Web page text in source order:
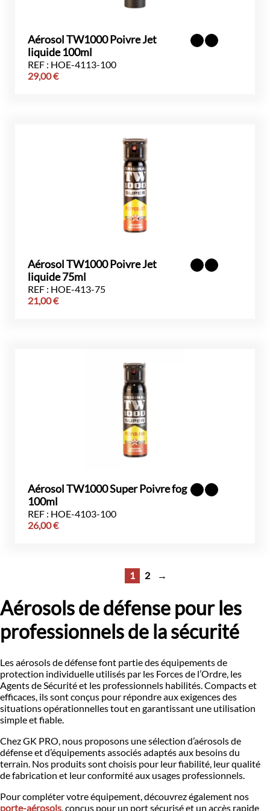
Aérosol TW1000 Poivre Jet
liquide 100ml
REF : HOE-4113-100
29,00€
Aérosol TW1000 Poivre Jet
liquide 75ml
REF : HOE-413-75
21,00€
Aérosol TW1000 Super Poivre fog
100ml
REF : HOE-4103-100
26,00€
1 2 →
Aérosols de défense pour les
professionnels de la sécurité
Les aérosols de défense font partie des équipements de
protection individuelle utilisés par les Forces de l’Ordre, les
Agents de Sécurité et les professionnels habilités. Compacts et
efficaces, ils sont conçus pour répondre aux exigences des
situations opérationnelles tout en garantissant une utilisation
simple et fiable.
Chez GK PRO, nous proposons une sélection d’aérosols de
défense et d’équipements associés adaptés aux besoins du
terrain. Nos produits sont choisis pour leur fiabilité, leur qualité
de fabrication et leur conformité aux usages professionnels.
Pour compléter votre équipement, découvrez également nos
porte-aérosols , conçus pour un port sécurisé et un accès rapide